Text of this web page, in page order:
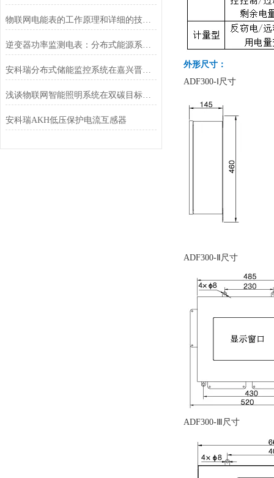
物联网电能表的工作原理和详细的技术参数介绍
逆变器功率监测电表：分布式能源系统的功率感知核心
安科瑞分布式储能监控系统在嘉兴晋亿实业5MW分布式储能项目中的应用
浅谈物联网智能照明系统在双碳目标下的研究与设计
安科瑞AKH低压保护电流互感器
外形尺寸：
ADF300-Ⅰ尺寸
ADF300-Ⅱ尺寸
ADF300-Ⅲ尺寸